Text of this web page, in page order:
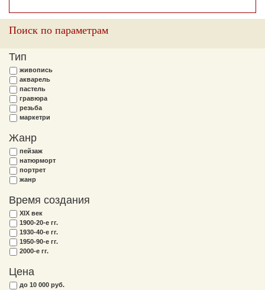
Поиск по параметрам
Тип
живопись
акварель
пастель
гравюра
резьба
маркетри
Жанр
пейзаж
натюрморт
портрет
жанр
Время создания
XIX век
1900-20-е гг.
1930-40-е гг.
1950-90-е гг.
2000-е гг.
Цена
до 10 000 руб.